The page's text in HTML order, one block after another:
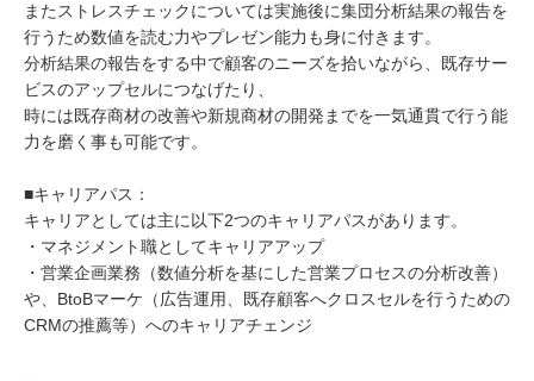
またストレスチェックについては実施後に集団分析結果の報告を
行うため数値を読む力やプレゼン能力も身に付きます。
分析結果の報告をする中で顧客のニーズを拾いながら、既存サー
ビスのアップセルにつなげたり、
時には既存商材の改善や新規商材の開発までを一気通貫で行う能
力を磨く事も可能です。
■キャリアパス：
キャリアとしては主に以下2つのキャリアパスがあります。
・マネジメント職としてキャリアアップ
・営業企画業務（数値分析を基にした営業プロセスの分析改善）
や、BtoBマーケ（広告運用、既存顧客へクロスセルを行うための
CRMの推薦等）へのキャリアチェンジ